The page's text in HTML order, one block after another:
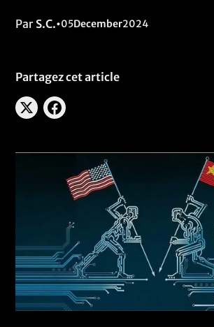
Par S.C.•05December2024
Partagez cet article